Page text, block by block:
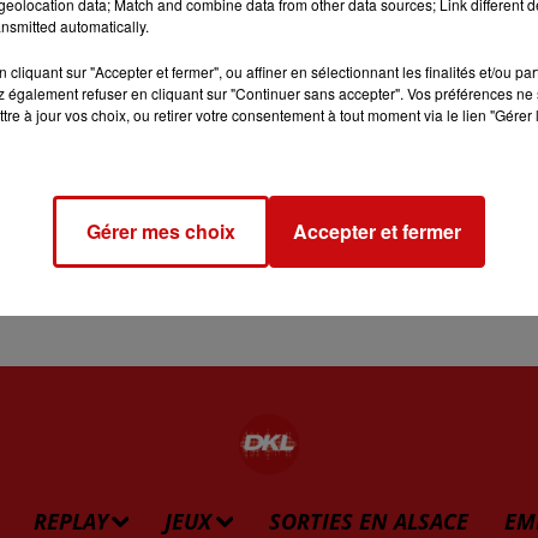
d’eau bouillante.
Ajouter la moitié du fromage, un peu de sel et de
dans une poêle avec un peu d’huile d’olive.
10 minutes en remuant de temps en temps.
avec la purée de panais.
prêt !
REPLAY JEUX SORTIES EN ALSACE
data; Match and combine data from other data sources; Link different
automatically.
cliquant sur "Accepter et fermer", ou affiner en sélectionnant les finalités et/ou
également refuser en cliquant sur "Continuer sans accepter". Vos préférences
à jour vos choix, ou retirer votre consentement à tout moment via le lien
Gérer mes choix Accepter et fermer